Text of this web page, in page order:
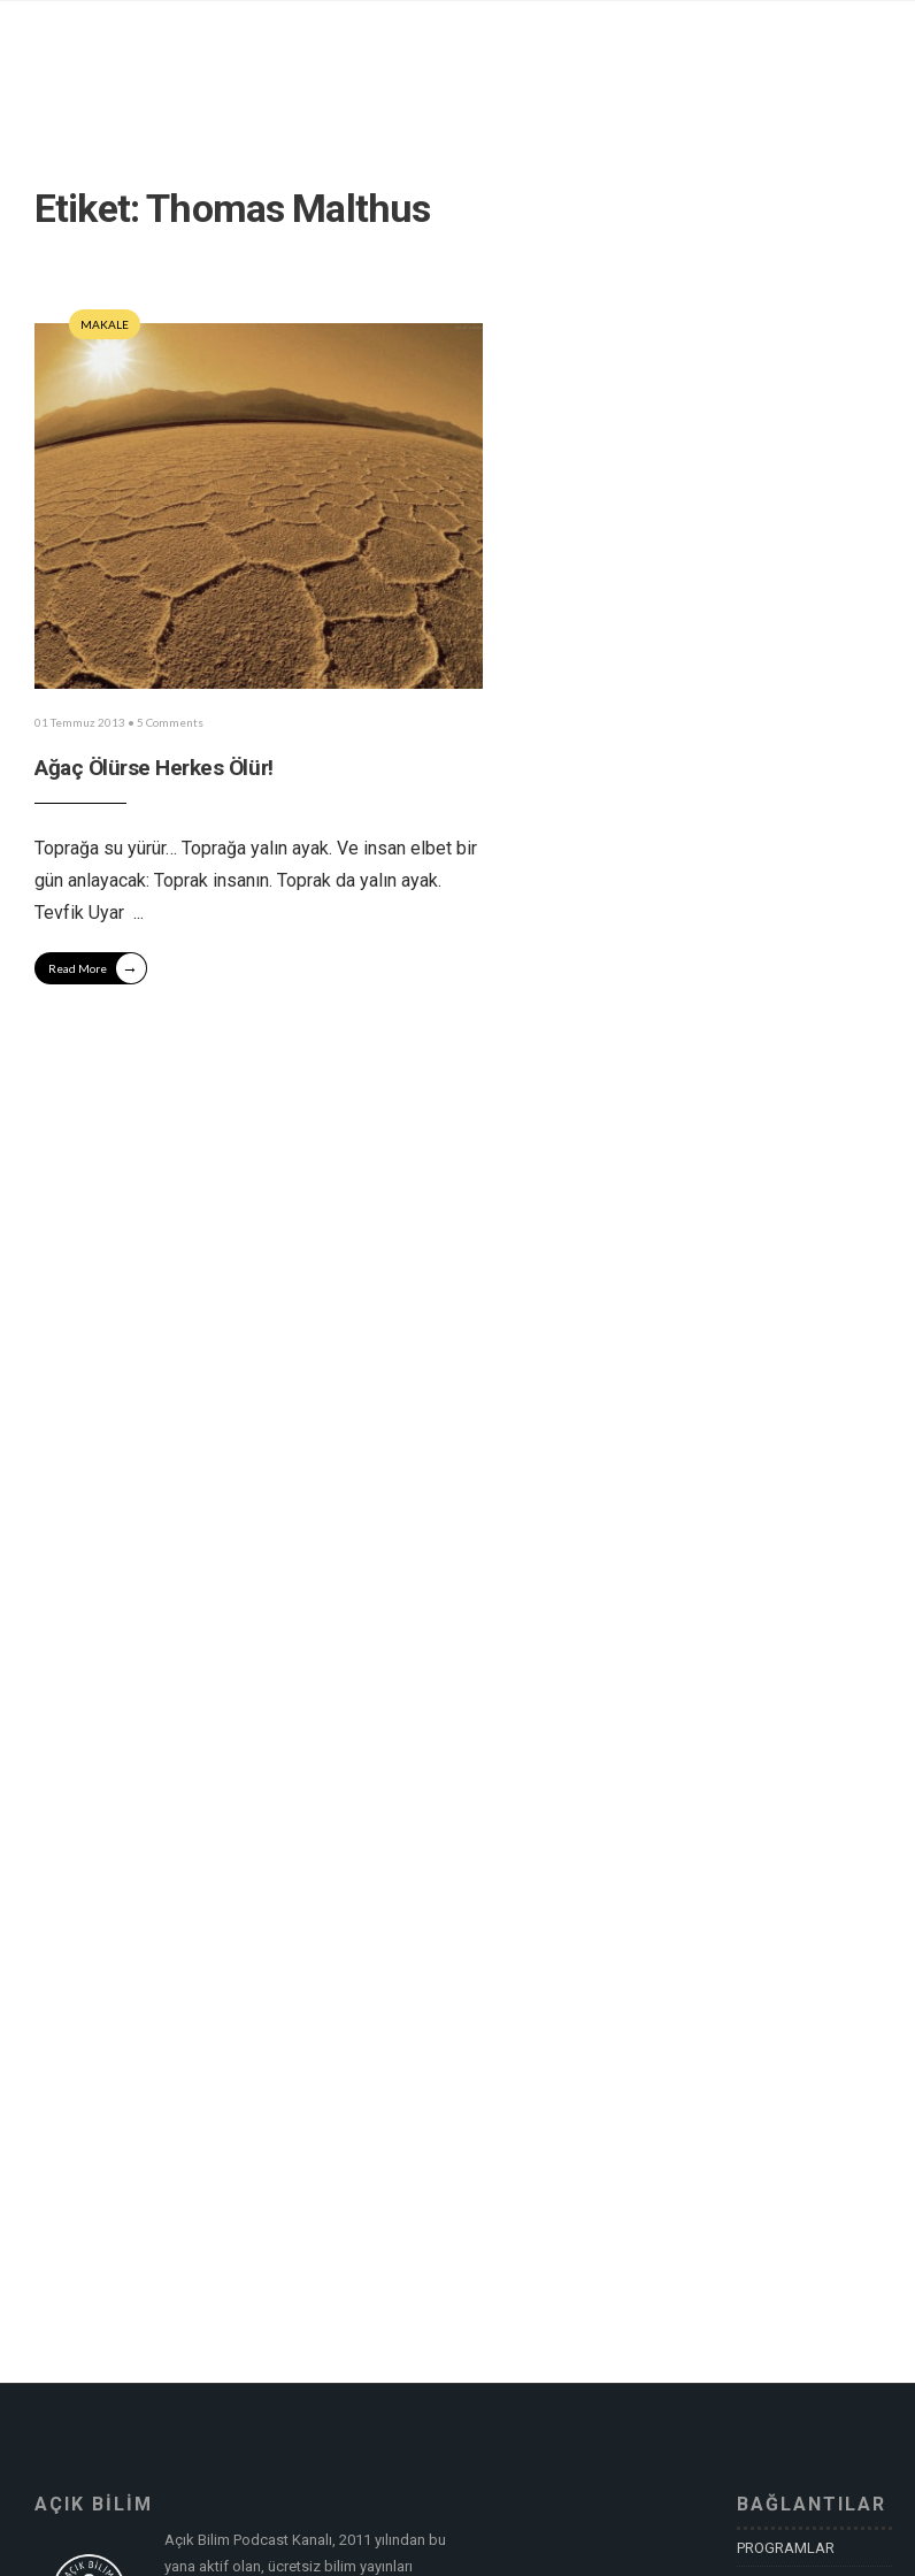
Etiket:Thomas Malthus
MAKALE
01 Temmuz 2013 • 5 Comments
Ağaç Ölürse Herkes Ölür!
Toprağa su yürür… Toprağa yalın ayak. Ve insan elbet bir
gün anlayacak: Toprak insanın. Toprak da yalın ayak.
Tevfik Uyar ...
Read More →
AÇIK BİLİM
Açık Bilim Podcast Kanalı, 2011 yılından bu
yana aktif olan, ücretsiz bilim yayınları
BAĞLANTILAR
PROGRAMLAR